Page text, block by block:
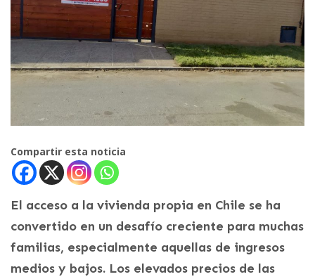
Compartir esta noticia
El acceso a la vivienda propia en Chile se ha
convertido en un desafío creciente para muchas
familias, especialmente aquellas de ingresos
medios y bajos. Los elevados precios de las